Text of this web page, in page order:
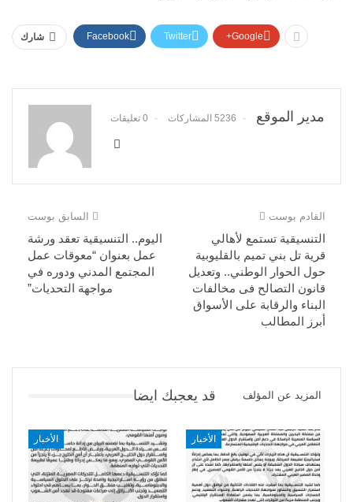
شارك Facebook Twitter Google+
مدير الموقع 5236 المشاركات 0 تعليقات
السابق بوست
اليوم.. التنسيقية تعقد ورشة
عمل بعنوان “معوقات عمل
المجتمع المدني ودوره في
مواجهة التحديات”
القادم بوست
التنسيقية تستمع لأهالي
قرية تل بني تميم بالقليوبية
حول الحوار الوطني.. وتعديل
قانون التصالح فى مخالفات
البناء والرقابة على الأسواق
أبرز المطالب
قد يعجبك ايضا المزيد عن المؤلف
الأخبار الأخبار